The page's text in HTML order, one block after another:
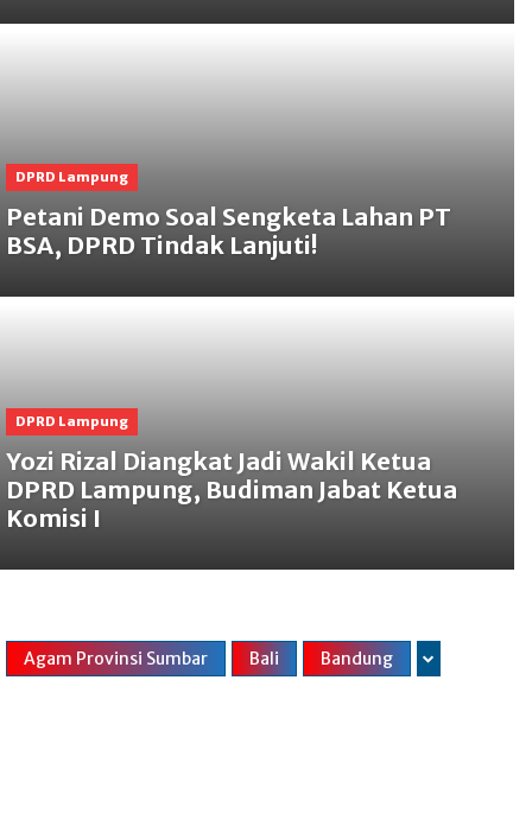
DPRD Lampung
Petani Demo Soal Sengketa Lahan PT
BSA, DPRD Tindak Lanjuti!
DPRD Lampung
Yozi Rizal Diangkat Jadi Wakil Ketua
DPRD Lampung, Budiman Jabat Ketua
Komisi I
Agam Provinsi Sumbar Bali Bandung